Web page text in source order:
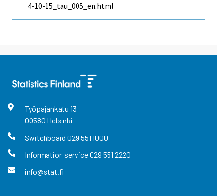
4-10-15_tau_005_en.html
Työpajankatu 13
00580 Helsinki
Switchboard 029 551 1000
Information service029 551 2220
info@stat.fi